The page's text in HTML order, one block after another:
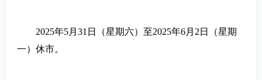
2025年5月31日（星期六）至2025年6月2日（星期
一）休市。